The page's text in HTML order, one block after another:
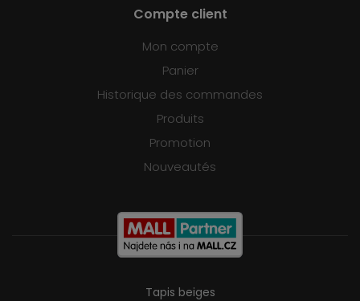
Compte client
Mon compte
Panier
Historique des commandes
Produits
Promotion
Nouveautés
Tapis beiges